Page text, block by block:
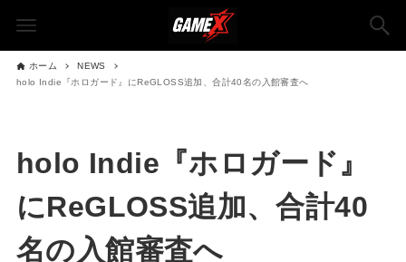
ホーム
NEWS
holo Indie『ホロガード』にReGLOSS追加、合計40名の入館審査へ
holo Indie『ホロガード』
にReGLOSS追加、合計40
名の入館審査へ